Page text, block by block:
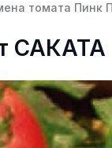
томата Пинк
САКАТА